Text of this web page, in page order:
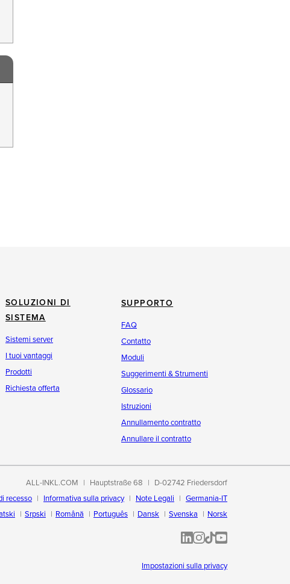
SOLUZIONI DI
SISTEMA
Sistemi server
I tuoi vantaggi
Prodotti
Richiesta offerta
SUPPORTO
FAQ
Contatto
Moduli
Suggerimenti & Strumenti
Glossario
Istruzioni
Annullamento contratto
Annullare il contratto
ALL-INKL.COM Hauptstraße 68
D-02742 Friedersdorf
recesso Informativa sulla privacy Note Legali
Germania-IT
Srpski Română Português Dansk Svenska Norsk
ALL-INKL.COM | LinkedIn
ALL-INKL.COM • Instagram
ALL-INKL.COM | TikTok
ALLINKL.COM -
Impostazioni sulla privacy